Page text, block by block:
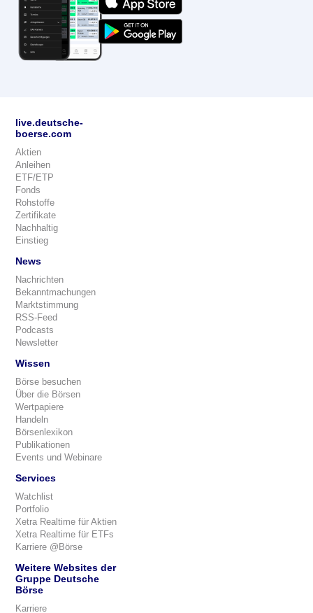
live.deutsche-
boerse.com
Aktien
Anleihen
ETF/ETP
Fonds
Rohstoffe
Zertifikate
Nachhaltig
Einstieg
News
Nachrichten
Bekanntmachungen
Marktstimmung
RSS-Feed
Podcasts
Newsletter
Wissen
Börse besuchen
Über die Börsen
Wertpapiere
Handeln
Börsenlexikon
Publikationen
Events und Webinare
Services
Watchlist
Portfolio
Xetra Realtime für Aktien
Xetra Realtime für ETFs
Karriere @Börse
Weitere Websites der
Gruppe Deutsche
Börse
Karriere